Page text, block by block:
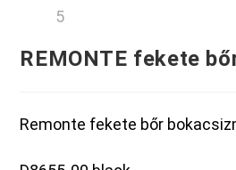
REMONTE fekete
Remonte fekete bőr